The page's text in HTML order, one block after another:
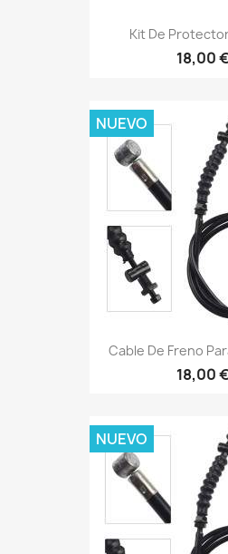
Kit De
18,00 €
Cable De Freno
18,00 €
NUEVO
NUEVO